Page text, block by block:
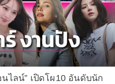
นไลน์” เปิดโผ10 อันดับนัก